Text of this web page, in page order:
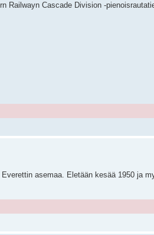
Railwayn Cascade Division -
asemaa. Eletään kesää 1950 ja